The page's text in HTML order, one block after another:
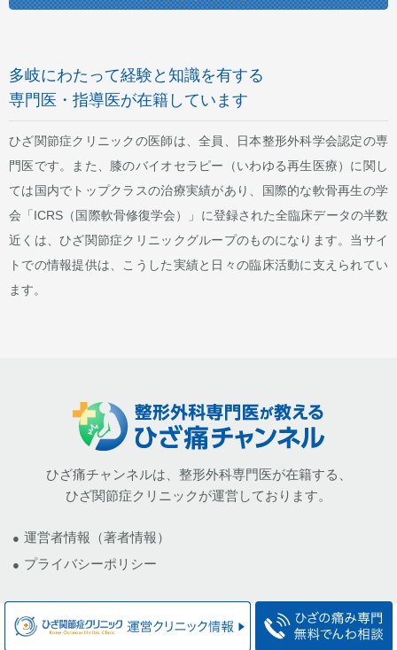
多岐にわたって経験と知識を有する
専門医・指導医が在籍しています
ひざ関節症クリニックの医師は、全員、日本整形外科学会認定の専
門医です。また、膝のバイオセラピー（いわゆる再生医療）に関し
ては国内でトップクラスの治療実績があり、国際的な軟骨再生の学
会「ICRS（国際軟骨修復学会）」に登録された全臨床データの半数
近くは、ひざ関節症クリニックグループのものになります。当サイ
トでの情報提供は、こうした実績と日々の臨床活動に支えられてい
ます。
ひざ痛チャンネルは、整形外科専門医が在籍する、
ひざ関節症クリニックが運営しております。
運営者情報（著者情報）
プライバシーポリシー
カテゴリー 一覧